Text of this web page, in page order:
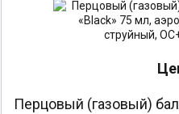
Перцовый (газовый)